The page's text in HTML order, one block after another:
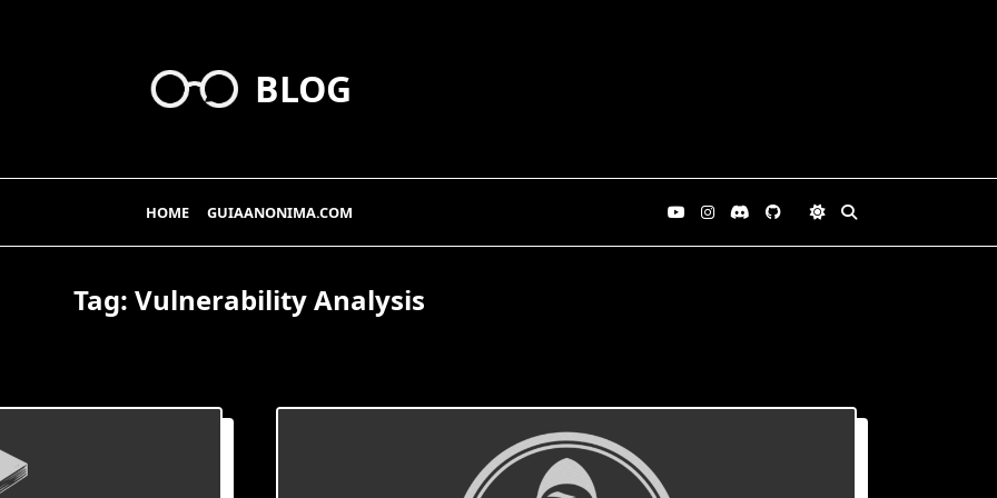
BLOG
HOME GUIAANONIMA.COM
Tag: Vulnerability Analysis